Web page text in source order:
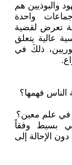
والبوذيين هم
واحدة
تعرض لقضية
عالية يتعلق
ذلكَ في
بسيط وفقاً
دون الإحالة إلى